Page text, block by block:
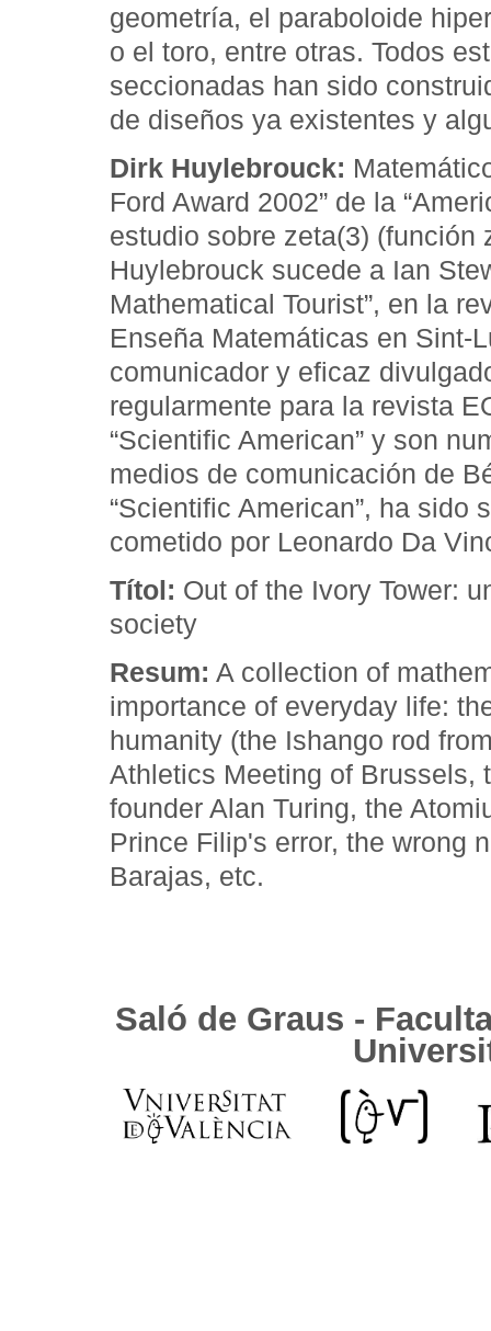
geometría, el paraboloide
o el toro, entre otras. Todos
seccionadas han sido
de diseños ya existentes y
Dirk Huylebrouck:
Ford Award 2002” de la
estudio sobre zeta(3) (función
Huylebrouck sucede a Ian
Mathematical Tourist”, en la
Enseña Matemáticas en Sint-
comunicador y eficaz
regularmente para la revista
“Scientific American” y son
medios de comunicación de
“Scientific American”, ha sido
cometido por Leonardo Da
Títol: Out of the Ivory Tower:
society
Resum: A collection of
importance of everyday life:
humanity (the Ishango rod
Athletics Meeting of Brussels,
founder Alan Turing, the
Prince Filip's error, the wrong
Barajas, etc.
Saló de Graus -